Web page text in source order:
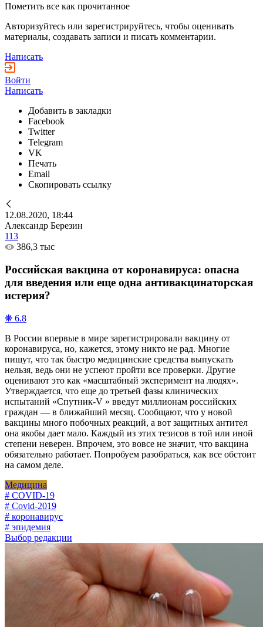
Пометить все как прочитанное
Авторизуйтесь или зарегистрируйтесь, чтобы оценивать
материалы, создавать записи и писать комментарии.
Написать
Войти
Написать
Добавить в закладки
Facebook
Twitter
Telegram
VK
Печать
Email
Скопировать ссылку
12.08.2020, 18:44
Александр Березин
113
386,3 тыс
Российская вакцина от коронавируса: опасна
для введения или еще одна антивакцинаторская
истерия?
❋ 6.8
В России впервые в мире зарегистрировали вакцину от
коронавируса, но, кажется, этому никто не рад. Многие
пишут, что так быстро медицинские средства выпускать
нельзя, ведь они не успеют пройти все проверки. Другие
оценивают это как «масштабный эксперимент на людях».
Утверждается, что еще до третьей фазы клинических
испытаний «Спутник-V » введут миллионам российских
граждан — в ближайший месяц. Сообщают, что у новой
вакцины много побочных реакций, а вот защитных антител
она якобы дает мало. Каждый из этих тезисов в той или иной
степени неверен. Впрочем, это вовсе не значит, что вакцина
обязательно работает. Попробуем разобраться, как все обстоит
на самом деле.
Медицина
# COVID-19
# Covid-2019
# коронавирус
# эпидемия
Выбор редакции